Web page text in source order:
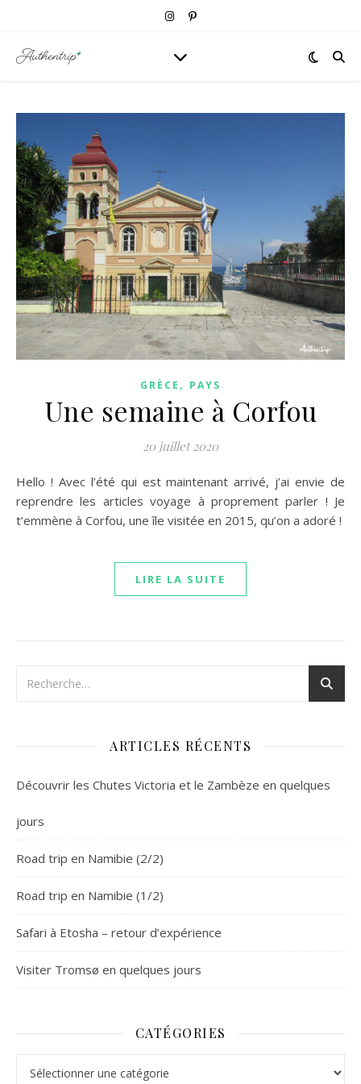
GRÈCE , PAYS
Une semaine à Corfou
20 juillet 2020
Hello ! Avec l’été qui est maintenant arrivé, j’ai envie de
reprendre les articles voyage à proprement parler ! Je
t’emmène à Corfou, une île visitée en 2015, qu’on a adoré !
LIRE LA SUITE
ARTICLES RÉCENTS
Découvrir les Chutes Victoria et le Zambèze en quelques
jours
Road trip en Namibie (2/2)
Road trip en Namibie (1/2)
Safari à Etosha – retour d’expérience
Visiter Tromsø en quelques jours
CATÉGORIES